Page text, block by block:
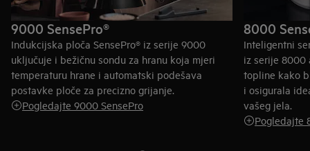
9000 SensePro®
Indukcijska ploča SensePro® iz serije 9000
uključuje i bežičnu sondu za hranu koja mjeri
temperaturu hrane i automatski podešava
postavke ploče za precizno grijanje.
Pogledajte 9000 SensePro
8000
Inteligentni
iz serije 8000
topline kako
i osigurala
vašeg jela.
Pogledajte